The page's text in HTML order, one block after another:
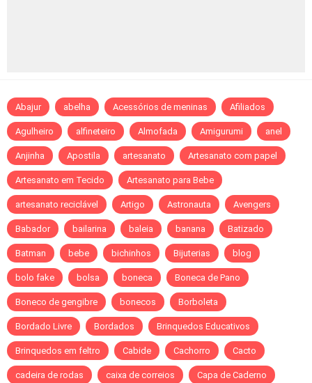
Abajur abelha Acessórios de meninas Afiliados
Agulheiro alfineteiro Almofada Amigurumi anel
Anjinha Apostila artesanato Artesanato com papel
Artesanato em Tecido Artesanato para Bebe
artesanato reciclável Artigo Astronauta Avengers
Babador bailarina baleia banana Batizado
Batman bebe bichinhos Bijuterias blog
bolo fake bolsa boneca Boneca de Pano
Boneco de gengibre bonecos Borboleta
Bordado Livre Bordados Brinquedos Educativos
Brinquedos em feltro Cabide Cachorro Cacto
cadeira de rodas caixa de correios Capa de Caderno